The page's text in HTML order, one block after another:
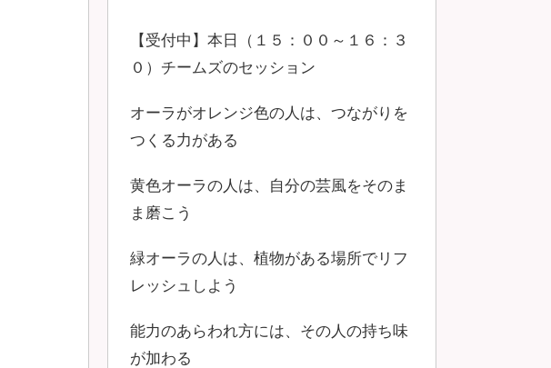
【受付中】本日（１５：００～１６：３
０）チームズのセッション
オーラがオレンジ色の人は、つながりを
つくる力がある
黄色オーラの人は、自分の芸風をそのま
ま磨こう
緑オーラの人は、植物がある場所でリフ
レッシュしよう
能力のあらわれ方には、その人の持ち味
が加わる